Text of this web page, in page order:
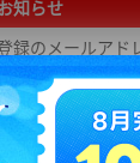
知らせ
録のメールアド
をお願いします
きましては「
ずご覧ください